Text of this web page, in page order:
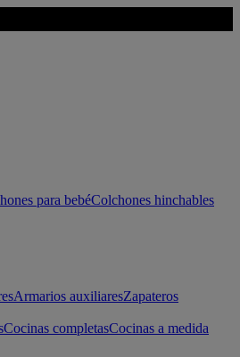
para bebéColchones hinchables
Armarios auxiliaresZapateros
Cocinas completasCocinas a medida